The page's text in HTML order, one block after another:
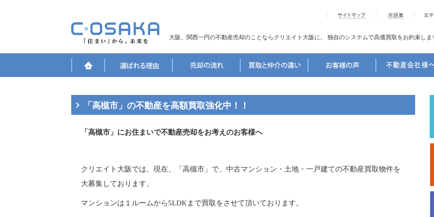
大阪、関西一円の不動産売却のことならクリエイト大阪に。 独自のシステムで高価買取をお約束しま
「高槻市」の不動産を高額買取強化中！！
「高槻市」にお住まいで不動産売却をお考えのお客様へ
クリエイト大阪では、現在、「高槻市」で、中古マンション・土地・一戸建ての不動産買取物件を
大募集しております。
マンションは１ルームから5LDKまで買取をさせて頂いております。